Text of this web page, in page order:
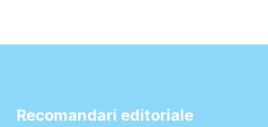
Recomandari editoriale